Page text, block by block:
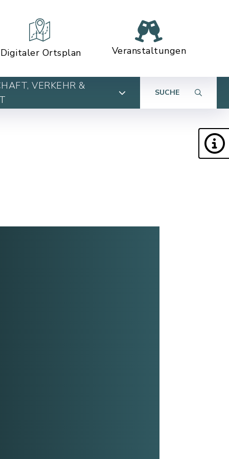
Digitaler Ortsplan Veranstaltungen
VERKEHR &
SUCHE